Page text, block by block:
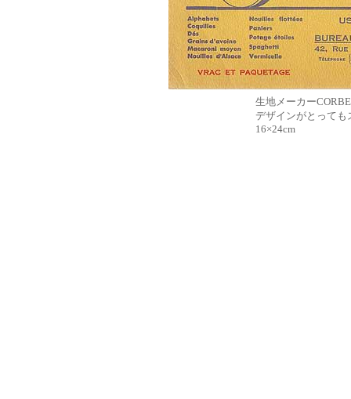
生地メーカー
デザインがとっても
16×24cm